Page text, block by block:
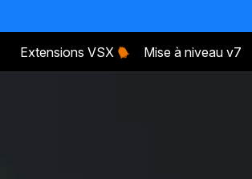
Extensions VSX Mise à niveau v7